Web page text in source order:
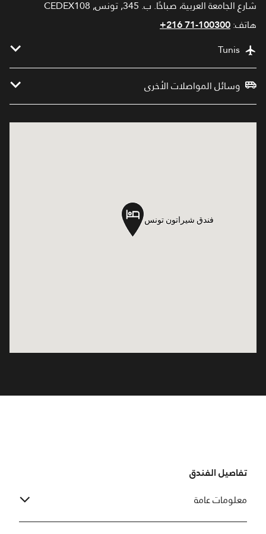
شارع الجامعة العربية، صباحًا. ب. 345, تونس, CEDEX108
هاتف:+216 71-100300
Tunis
وسائل المواصلات الأخرى
فندق شيراتون تونس
فندق شيراتون تونس
تفاصيل الفندق
معلومات عامة